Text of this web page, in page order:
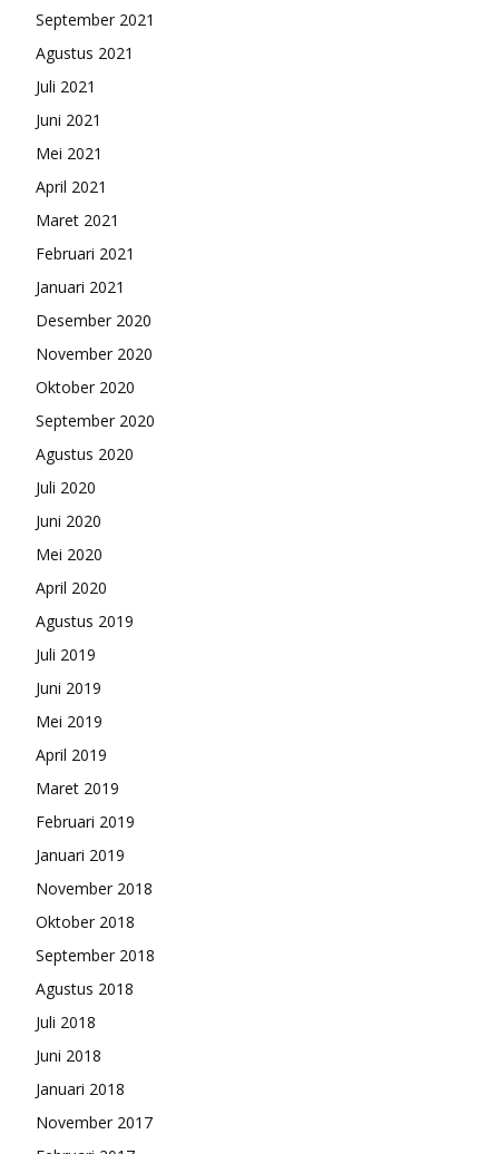
September 2021
Agustus 2021
Juli 2021
Juni 2021
Mei 2021
April 2021
Maret 2021
Februari 2021
Januari 2021
Desember 2020
November 2020
Oktober 2020
September 2020
Agustus 2020
Juli 2020
Juni 2020
Mei 2020
April 2020
Agustus 2019
Juli 2019
Juni 2019
Mei 2019
April 2019
Maret 2019
Februari 2019
Januari 2019
November 2018
Oktober 2018
September 2018
Agustus 2018
Juli 2018
Juni 2018
Januari 2018
November 2017